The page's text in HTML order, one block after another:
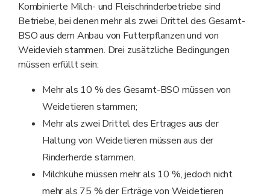
Kombinierte Milch- und Fleischrinderbetriebe sind
Betriebe, bei denen mehr als zwei Drittel des Gesamt-
BSO aus dem Anbau von Futterpflanzen und von
Weidevieh stammen. Drei zusätzliche Bedingungen
müssen erfüllt sein:
Mehr als 10 % des Gesamt-BSO müssen von
Weidetieren stammen;
Mehr als zwei Drittel des Ertrages aus der
Haltung von Weidetieren müssen aus der
Rinderherde stammen.
Milchkühe müssen mehr als 10 %, jedoch nicht
mehr als 75 % der Erträge von Weidetieren